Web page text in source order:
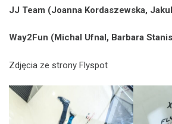
JJ Team (Joanna Kordaszewska,
Way2Fun (Michal Ufnal, Barbara
Zdjęcia ze strony Flyspot